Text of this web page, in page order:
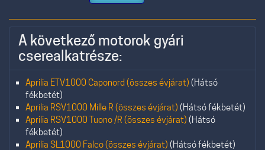
A következő motorok gyári
cserealkatrésze:
Aprilia ETV1000 Caponord (összes évjárat) (Hátsó
fékbetét)
Aprilia RSV1000 Mille R (összes évjárat) (Hátsó fékbetét)
Aprilia RSV1000 Tuono /R (összes évjárat) (Hátsó
fékbetét)
Aprilia SL1000 Falco (összes évjárat) (Hátsó fékbetét)